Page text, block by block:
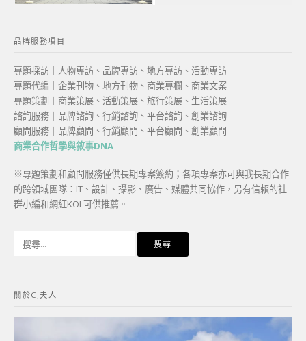
品牌服務項目
專題採訪｜人物專訪、品牌專訪、地方專訪、活動專訪
專題代編｜企業刊物、地方刊物、商業專欄、商業文案
專題策劃｜商業策展、活動策展、旅行策展、生活策展
諮詢服務｜品牌諮詢、行銷諮詢、平台諮詢、創業諮詢
顧問服務｜品牌顧問、行銷顧問、平台顧問、創業顧問
商業合作哲學與敘事DNA
※專題策劃和顧問服務僅供長期專案簽約；各項專案亦可與我長期合作
的跨領域團隊：IT、設計、攝影、廣告、媒體共同協作，另有信賴的社
群小編和網紅KOL可供推薦。
字:
關於CJ夫人